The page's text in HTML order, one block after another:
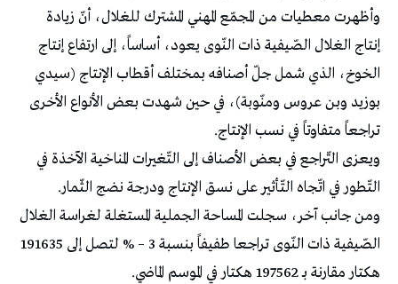
وأظهرت معطيات من المجمّع المهني المشترك للغلال، أنّ زيادة
إنتاج الغلال الصّيفية ذات النّوى يعود، أساساً، إلى ارتفاع إنتاج
الخوخ، الذي شمل جلّ أصنافه بمختلف أقطاب الإنتاج (سيدي
بوزيد وبن عروس ومنّوبة)، في حين شهدت بعض الأنواع الأخرى
تراجعاً متفاوتاً في نسب الإنتاج.
ويعزى التّراجع في بعض الأصناف إلى التّغيرات المناخية الآخذة في
التّطور في اتّجاه التّأثير على نسق الإنتاج ودرجة نضج الثّمار.
ومن جانب آخر، سجلت المساحة الجملية المستغلة لغراسة الغلال
الصّيفية ذات النّوى تراجعا طفيفاً بنسبة 3 – % لتصل إلى 191635
هكتار مقارنة بـ 197562 هكتار في الموسم الماضي.